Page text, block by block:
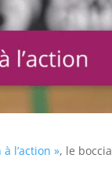
l’action », le boccia